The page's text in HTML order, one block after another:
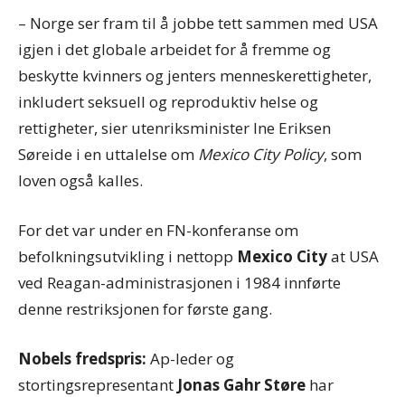
– Norge ser fram til å jobbe tett sammen med USA
igjen i det globale arbeidet for å fremme og
beskytte kvinners og jenters menneskerettigheter,
inkludert seksuell og reproduktiv helse og
rettigheter, sier utenriksminister Ine Eriksen
Søreide i en uttalelse om Mexico City Policy, som
loven også kalles.
For det var under en FN-konferanse om
befolkningsutvikling i nettopp Mexico Cityat USA
ved Reagan-administrasjonen i 1984 innførte
denne restriksjonen for første gang.
Nobels fredspris: Ap-leder og
stortingsrepresentant Jonas Gahr Støre har